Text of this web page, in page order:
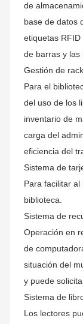
de
base de datos
etiquetas
de barras y las
Gestión de
Para el
del uso de los
inventario de
carga del
eficiencia del
Sistema de
Para facilitar
biblioteca.
Sistema de
Operación en
de
situación del
y puede
Sistema de
Los lectores